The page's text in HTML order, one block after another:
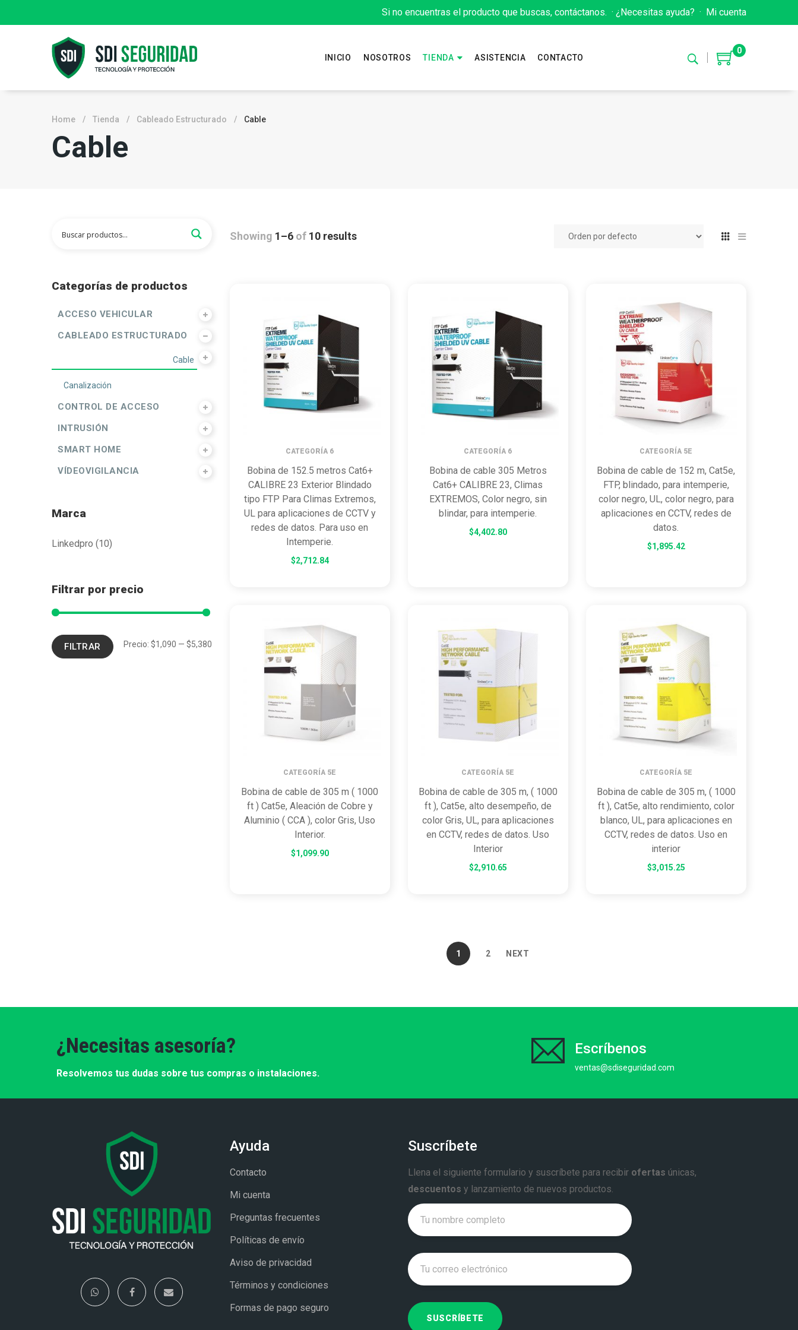
Si no encuentras el producto que buscas, contáctanos. · ¿Necesitas ayuda? · Mi cuenta
INICIO NOSOTROS TIENDA ASISTENCIA CONTACTO
0
Home / Tienda / Cableado Estructurado / Cable
Cable
Showing 1–6 of 10 results
CATEGORÍA 6
Bobina de 152.5 metros Cat6+
CALIBRE 23 Exterior Blindado
tipo FTP Para Climas Extremos,
UL para aplicaciones de CCTV y
redes de datos. Para uso en
Intemperie.
$2,712.84
CATEGORÍA 6
Bobina de cable 305 Metros
Cat6+ CALIBRE 23, Climas
EXTREMOS, Color negro, sin
blindar, para intemperie.
$4,402.80
CATEGORÍA 5E
Bobina de cable de 152 m, Cat5e,
FTP, blindado, para intemperie,
color negro, UL, color negro, para
aplicaciones en CCTV, redes de
datos.
$1,895.42
CATEGORÍA 5E
Bobina de cable de 305 m ( 1000
ft ) Cat5e, Aleación de Cobre y
Aluminio ( CCA ), color Gris, Uso
Interior.
$1,099.90
CATEGORÍA 5E
Bobina de cable de 305 m, ( 1000
ft ), Cat5e, alto desempeño, de
color Gris, UL, para aplicaciones
en CCTV, redes de datos. Uso
Interior
$2,910.65
CATEGORÍA 5E
Bobina de cable de 305 m, ( 1000
ft ), Cat5e, alto rendimiento, color
blanco, UL, para aplicaciones en
CCTV, redes de datos. Uso en
interior
$3,015.25
1 2 NEXT
Categorías de productos
ACCESO VEHICULAR
CABLEADO ESTRUCTURADO
Cable
Canalización
CONTROL DE ACCESO
INTRUSIÓN
SMART HOME
VÍDEOVIGILANCIA
Marca
Linkedpro (10)
Filtrar por precio
FILTRAR Precio: $1,090 — $5,380
¿Necesitas asesoría?
Resolvemos tus dudas sobre tus compras o instalaciones.
Escríbenos
ventas@sdiseguridad.com
Ayuda
Contacto
Mi cuenta
Preguntas frecuentes
Políticas de envío
Aviso de privacidad
Términos y condiciones
Formas de pago seguro
Suscríbete
Llena el siguiente formulario y suscríbete para recibir ofertas únicas,
descuentos y lanzamiento de nuevos productos.